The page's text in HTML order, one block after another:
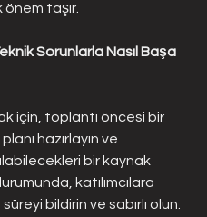
taşır.
Sorunlarla Nasıl Başa
için, toplantı öncesi bir
hazırlayın ve
bir kaynak
katılımcılara
bildirin ve sabırlı olun.